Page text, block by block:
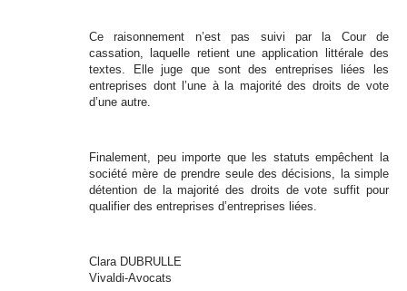
Ce raisonnement n’est pas suivi par la Cour de
cassation, laquelle retient une application littérale des
textes. Elle juge que sont des entreprises liées les
entreprises dont l’une à la majorité des droits de vote
d’une autre.
Finalement, peu importe que les statuts empêchent la
société mère de prendre seule des décisions, la simple
détention de la majorité des droits de vote suffit pour
qualifier des entreprises d’entreprises liées.
Clara DUBRULLE
Vivaldi-Avocats